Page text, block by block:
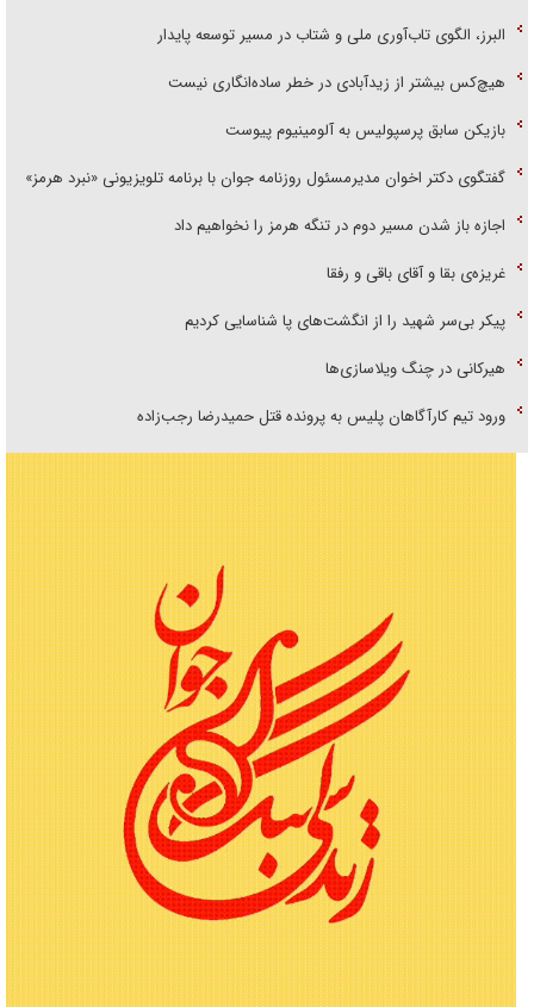
البرز، الگوی تاب‌آوری ملی و شتاب در مسیر توسعه پایدار
هیچ‌کس بیشتر از زیدآبادی در خطر ساده‌انگاری نیست
بازیکن سابق پرسپولیس به آلومینیوم پیوست
گفتگوی دکتر اخوان مدیرمسئول روزنامه جوان با برنامه تلویزیونی «نبرد هرمز»
اجازه باز شدن مسیر دوم در تنگه هرمز را نخواهیم داد
غریزه‌ی بقا و آقای باقی و رفقا
پیکر بی‌سر شهید را از انگشت‌های پا شناسایی کردیم
هیرکانی در چنگ ویلاسازی‌ها
ورود تیم کارآگاهان پلیس به پرونده قتل حمیدرضا رجب‌زاده